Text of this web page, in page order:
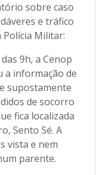
sobre caso
e tráfico
Polícia Militar:
9h, a Cenop
a informação de
supostamente
de socorro
fica localizada
Sento Sé. A
vista e nem
parente.